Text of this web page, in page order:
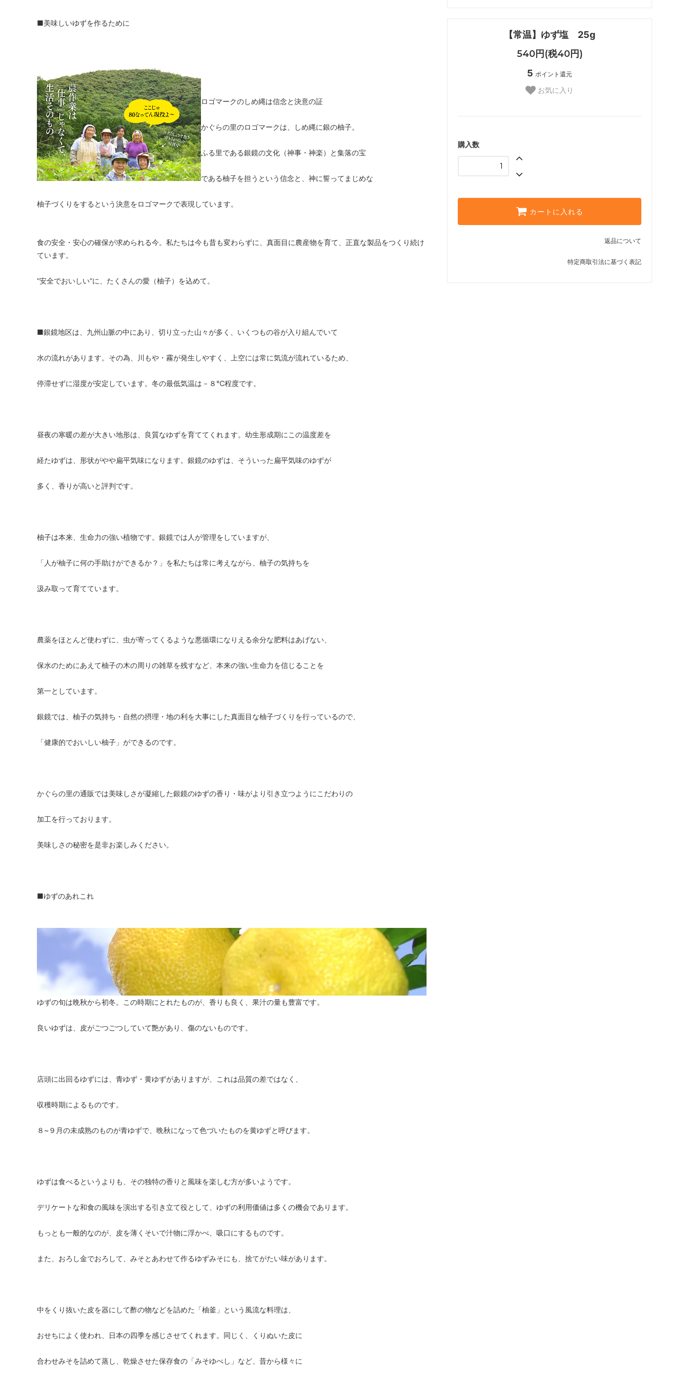
【常温】ゆず塩 25g
540円(税40円)
5 ポイント還元
お気に入り
購入数
カートに入れる
返品について
特定商取引法に基づく表記
■美味しいゆずを作るために
ロゴマークのしめ縄は信念と決意の証
かぐらの里のロゴマークは、しめ縄に銀の柚子。
ふる里である銀鏡の文化（神事・神楽）と集落の宝
である柚子を担うという信念と、神に誓ってまじめな
柚子づくりをするという決意をロゴマークで表現しています。
食の安全・安心の確保が求められる今。私たちは今も昔も変わらずに、真面目に農産物を育て、正直な製品をつくり続け
ています。
“安全でおいしい”に、たくさんの愛（柚子）を込めて。
■銀鏡地区は、九州山脈の中にあり、切り立った山々が多く、いくつもの谷が入り組んでいて
水の流れがあります。その為、川もや・霧が発生しやすく、上空には常に気流が流れているため、
停滞せずに湿度が安定しています。冬の最低気温は－８℃程度です。
昼夜の寒暖の差が大きい地形は、良質なゆずを育ててくれます。幼生形成期にこの温度差を
経たゆずは、形状がやや扁平気味になります。銀鏡のゆずは、そういった扁平気味のゆずが
多く、香りが高いと評判です。
柚子は本来、生命力の強い植物です。銀鏡では人が管理をしていますが、
「人が柚子に何の手助けができるか？」を私たちは常に考えながら、柚子の気持ちを
汲み取って育てています。
農薬をほとんど使わずに、虫が寄ってくるような悪循環になりえる余分な肥料はあげない、
保水のためにあえて柚子の木の周りの雑草を残すなど、本来の強い生命力を信じることを
第一としています。
銀鏡では、柚子の気持ち・自然の摂理・地の利を大事にした真面目な柚子づくりを行っているので、
「健康的でおいしい柚子」ができるのです。
かぐらの里の通販では美味しさが凝縮した銀鏡のゆずの香り・味がより引き立つようにこだわりの
加工を行っております。
美味しさの秘密を是非お楽しみください。
■ゆずのあれこれ
ゆずの旬は晩秋から初冬。この時期にとれたものが、香りも良く、果汁の量も豊富です。
良いゆずは、皮がごつごつしていて艶があり、傷のないものです。
店頭に出回るゆずには、青ゆず・黄ゆずがありますが、これは品質の差ではなく、
収穫時期によるものです。
８~９月の未成熟のものが青ゆずで、晩秋になって色づいたものを黄ゆずと呼びます。
ゆずは食べるというよりも、その独特の香りと風味を楽しむ方が多いようです。
デリケートな和食の風味を演出する引き立て役として、ゆずの利用価値は多くの機会であります。
もっとも一般的なのが、皮を薄くそいで汁物に浮かべ、吸口にするものです。
また、おろし金でおろして、みそとあわせて作るゆずみそにも、捨てがたい味があります。
中をくり抜いた皮を器にして酢の物などを詰めた「柚釜」という風流な料理は、
おせちによく使われ、日本の四季を感じさせてくれます。同じく、くりぬいた皮に
合わせみそを詰めて蒸し、乾燥させた保存食の「みそゆべし」など、昔から様々に